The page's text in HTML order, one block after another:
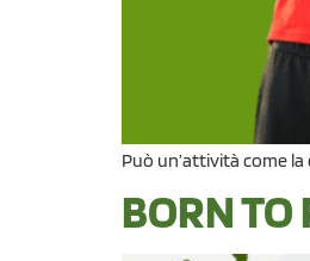
Può un’attività come
BORN